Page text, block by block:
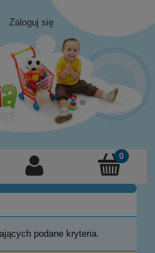
Zaloguj się
podane kryteria.